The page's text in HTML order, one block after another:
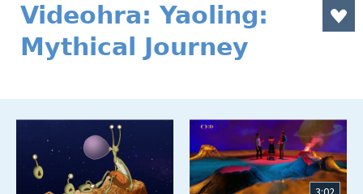
Videohra: Yaoling:
Mythical Journey